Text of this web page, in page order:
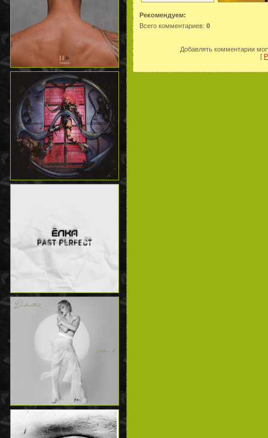
Рекомендуем:
Всего комментариев: 0
Добавлять комментарии
[